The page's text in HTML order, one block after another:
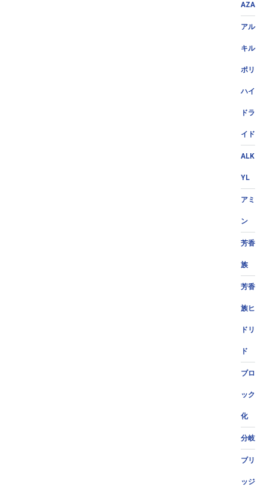
AZA
アル
キル
ポリ
ハイ
ドラ
イド
ALK
YL
アミ
ン
芳香
族
芳香
族ヒ
ドリ
ド
ブロ
ック
化
分岐
ブリ
ッジ